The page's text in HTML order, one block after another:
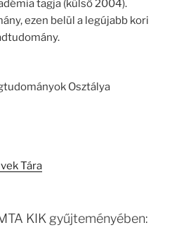
tagja (külső 2004).
ezen belül a legújabb kori
Osztálya
Tára
KIK gyűjteményében: